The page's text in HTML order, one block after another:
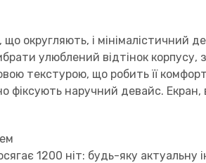
що округляють, і
улюблений відтінок корпусу,
текстурою, що робить її
наручний девайс. Екран,
1200 ніт: будь-яку